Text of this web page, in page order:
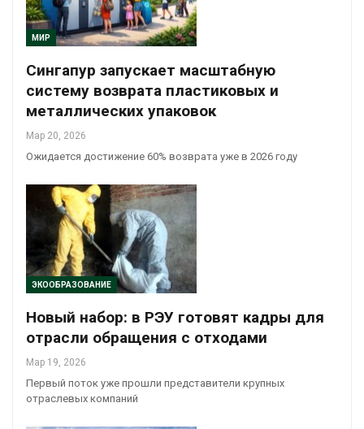
МИР
Сингапур запускает масштабную
систему возврата пластиковых и
металлических упаковок
Мар 20, 2026
Ожидается достижение 60% возврата уже в 2026 году
ЭКООБРАЗОВАНИЕ
Новый набор: в РЭУ готовят кадры для
отрасли обращения с отходами
Мар 19, 2026
Первый поток уже прошли представители крупных
отраслевых компаний